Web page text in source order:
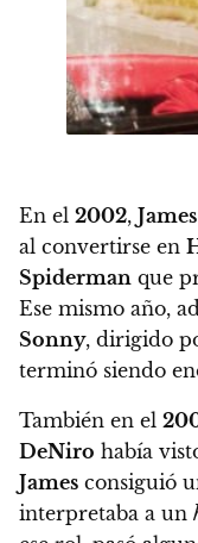
En el 2002,
al convertirse en
Spiderman que
Ese mismo año,
Sonny, dirigido
terminó siendo
También en el
DeNiro había
James consiguió
interpretaba a un